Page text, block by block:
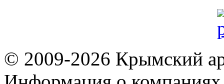
© 2009-2026 Крымский